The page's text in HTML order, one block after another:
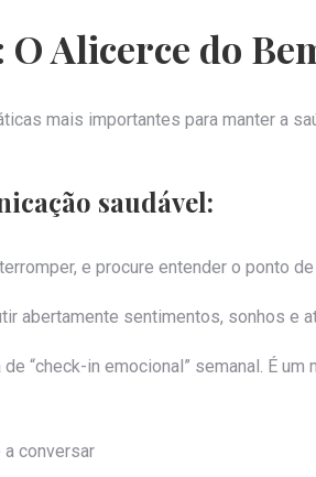
O Alicerce do
mais importantes para manter a
saudável:
e procure entender o ponto
abertamente sentimentos, sonhos e
“check-in emocional” semanal. É